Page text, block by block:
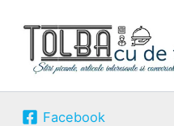
content
Facebook